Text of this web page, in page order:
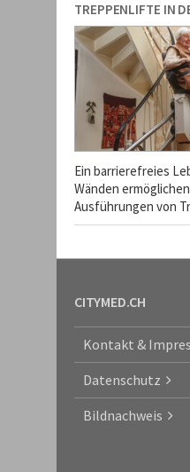
TREPPENLIFTE IN
Ein barrierefreies
Wänden
Ausführungen von
CITYMED.CH
Kontakt &
Datenschutz
Bildnachweis